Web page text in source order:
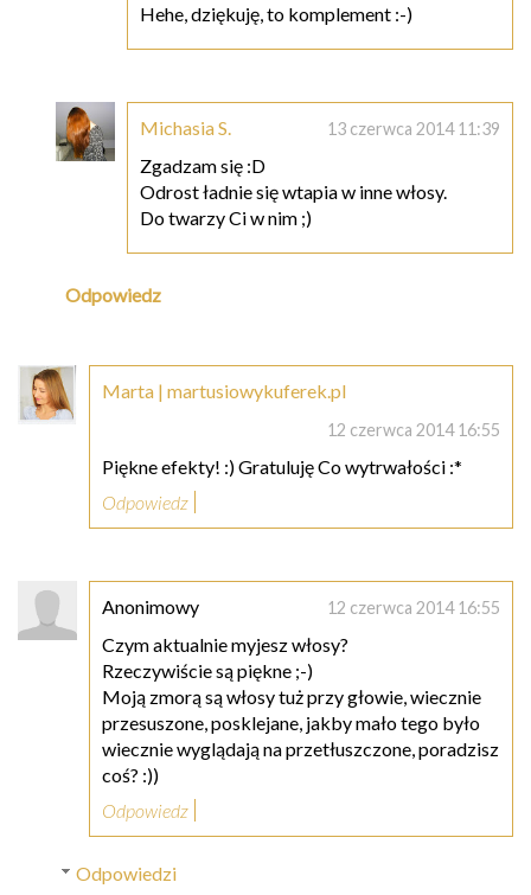
Hehe, dziękuję, to komplement :-)
Michasia S. 13 czerwca 2014 11:39
Zgadzam się :D
Odrost ładnie się wtapia w inne włosy.
Do twarzy Ci w nim ;)
Odpowiedz
Marta | martusiowykuferek.pl
12 czerwca 2014 16:55
Piękne efekty! :) Gratuluję Co wytrwałości :*
Odpowiedz
Anonimowy 12 czerwca 2014 16:55
Czym aktualnie myjesz włosy?
Rzeczywiście są piękne ;-)
Moją zmorą są włosy tuż przy głowie, wiecznie
przesuszone, posklejane, jakby mało tego było
wiecznie wyglądają na przetłuszczone, poradzisz
coś? :))
Odpowiedz
Odpowiedzi